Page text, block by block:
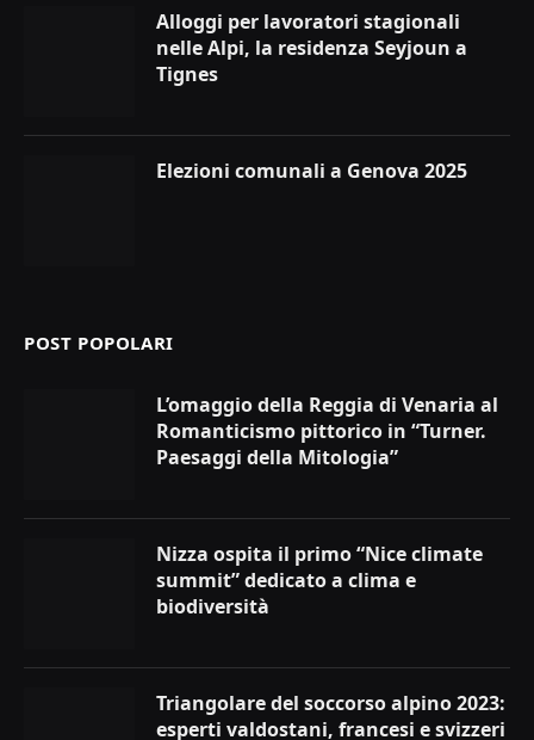
Alloggi per lavoratori stagionali
nelle Alpi, la residenza Seyjoun a
Tignes
Elezioni comunali a Genova 2025
POST POPOLARI
L’omaggio della Reggia di Venaria al
Romanticismo pittorico in “Turner.
Paesaggi della Mitologia”
Nizza ospita il primo “Nice climate
summit” dedicato a clima e
biodiversità
Triangolare del soccorso alpino 2023:
esperti valdostani, francesi e svizzeri